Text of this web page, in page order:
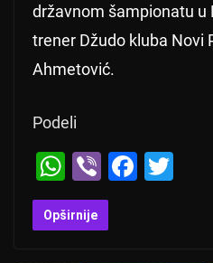
državnom šampionatu u
trener Džudo kluba Novi
Ahmetović.
Podeli
W
h
at
Vi
b
er
F
Opširnije